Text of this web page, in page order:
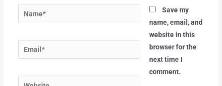
Name*
Email*
Website
Save my
name, email, and
website in this
browser for the
next time I
comment.